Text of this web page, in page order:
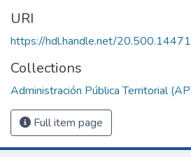
URI
https://hdl.handle.net/
Collections
Administración Pública Territorial
Full item page